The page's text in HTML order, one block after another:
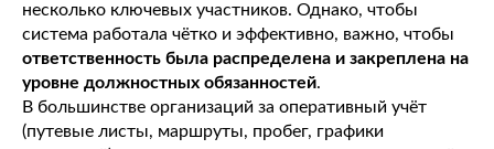
несколько ключевых участников. Однако, чтобы
система работала чётко и эффективно, важно, чтобы
ответственность была распределена и закреплена на
уровне должностных обязанностей.
В большинстве организаций за оперативный учёт
(путевые листы, маршруты, пробег, графики